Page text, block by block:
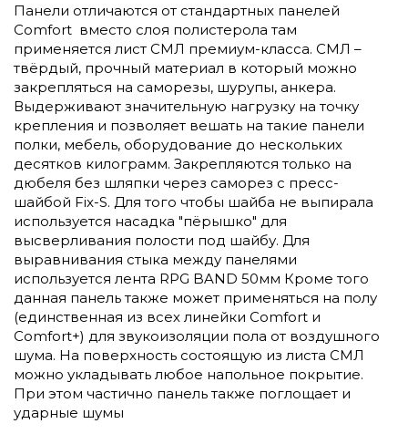
Панели отличаются от стандартных панелей
Comfort вместо слоя полистерола там
применяется лист СМЛ премиум-класса. СМЛ –
твёрдый, прочный материал в который можно
закрепляться на саморезы, шурупы, анкера.
Выдерживают значительную нагрузку на точку
крепления и позволяет вешать на такие панели
полки, мебель, оборудование до нескольких
десятков килограмм. Закрепляются только на
дюбеля без шляпки через саморез с пресс-
шайбой Fix-S. Для того чтобы шайба не выпирала
используется насадка "пёрышко" для
высверливания полости под шайбу. Для
выравнивания стыка между панелями
используется лента RPG BAND 50мм Кроме того
данная панель также может применяться на полу
(единственная из всех линейки Comfort и
Comfort+) для звукоизоляции пола от воздушного
шума. На поверхность состоящую из листа СМЛ
можно укладывать любое напольное покрытие.
При этом частично панель также поглощает и
ударные шумы